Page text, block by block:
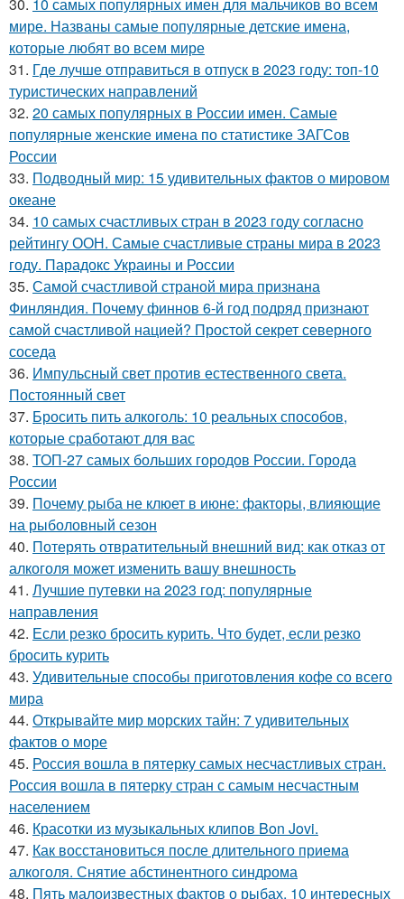
30. 10 самых популярных имен для мальчиков во всем
мире. Названы самые популярные детские имена,
которые любят во всем мире
31. Где лучше отправиться в отпуск в 2023 году: топ-10
туристических направлений
32. 20 самых популярных в России имен. Самые
популярные женские имена по статистике ЗАГСов
России
33. Подводный мир: 15 удивительных фактов о мировом
океане
34. 10 самых счастливых стран в 2023 году согласно
рейтингу ООН. Самые счастливые страны мира в 2023
году. Парадокс Украины и России
35. Самой счастливой страной мира признана
Финляндия. Почему финнов 6-й год подряд признают
самой счастливой нацией? Простой секрет северного
соседа
36. Импульсный свет против естественного света.
Постоянный свет
37. Бросить пить алкоголь: 10 реальных способов,
которые сработают для вас
38. ТОП-27 самых больших городов России. Города
России
39. Почему рыба не клюет в июне: факторы, влияющие
на рыболовный сезон
40. Потерять отвратительный внешний вид: как отказ от
алкоголя может изменить вашу внешность
41. Лучшие путевки на 2023 год: популярные
направления
42. Если резко бросить курить. Что будет, если резко
бросить курить
43. Удивительные способы приготовления кофе со всего
мира
44. Открывайте мир морских тайн: 7 удивительных
фактов о море
45. Россия вошла в пятерку самых несчастливых стран.
Россия вошла в пятерку стран с самым несчастным
населением
46. Красотки из музыкальных клипов Bon Jovi.
47. Как восстановиться после длительного приема
алкоголя. Снятие абстинентного синдрома
48. Пять малоизвестных фактов о рыбах. 10 интересных